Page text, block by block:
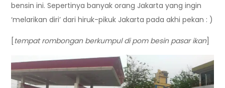
bensin ini. Sepertinya banyak orang Jakarta yang ingin
‘melarikan diri’ dari hiruk-pikuk Jakarta pada akhi pekan : )
tempat rombongan berkumpul di pom besin pasar ikan]